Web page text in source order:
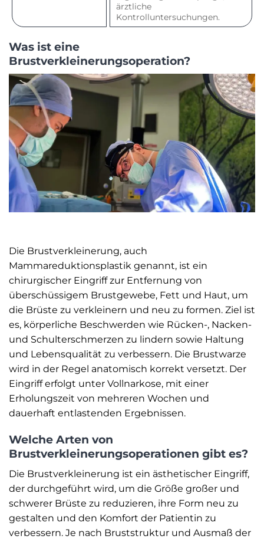
ärztliche
Kontrolluntersuchungen.
Was ist eine
Brustverkleinerungsoperation?
Die Brustverkleinerung, auch
Mammareduktionsplastik genannt, ist ein
chirurgischer Eingriff zur Entfernung von
überschüssigem Brustgewebe, Fett und Haut, um
die Brüste zu verkleinern und neu zu formen. Ziel ist
es, körperliche Beschwerden wie Rücken-, Nacken-
und Schulterschmerzen zu lindern sowie Haltung
und Lebensqualität zu verbessern. Die Brustwarze
wird in der Regel anatomisch korrekt versetzt. Der
Eingriff erfolgt unter Vollnarkose, mit einer
Erholungszeit von mehreren Wochen und
dauerhaft entlastenden Ergebnissen.
Welche Arten von
Brustverkleinerungsoperationen gibt es?
Die Brustverkleinerung ist ein ästhetischer Eingriff,
der durchgeführt wird, um die Größe großer und
schwerer Brüste zu reduzieren, ihre Form neu zu
gestalten und den Komfort der Patientin zu
verbessern. Je nach Bruststruktur und Ausmaß der